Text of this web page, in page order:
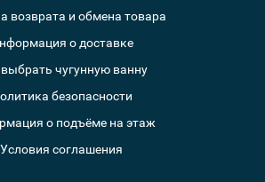
возврата и обмена товара
о доставке
чугунную ванну
безопасности
о подъёме на этаж
Условия соглашения